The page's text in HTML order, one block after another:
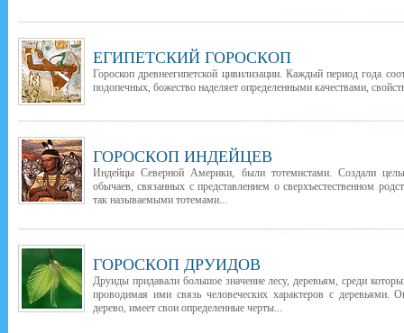
ЕГИПЕТСКИЙ ГОРОСКОП
Гороскоп древнеегипетской цивилизации. Каждый период года
подопечных, божество наделяет определенными качествами,
ГОРОСКОП ИНДЕЙЦЕВ
Индейцы Северной Америки, были тотемистами. Создали
обычаев, связанных с представлением о сверхъестественном
так называемыми тотемами...
ГОРОСКОП ДРУИДОВ
Друиды придавали большое значение лесу, деревьям, среди
проводимая ими связь человеческих характеров с
дерево, имеет свои определенные черты...